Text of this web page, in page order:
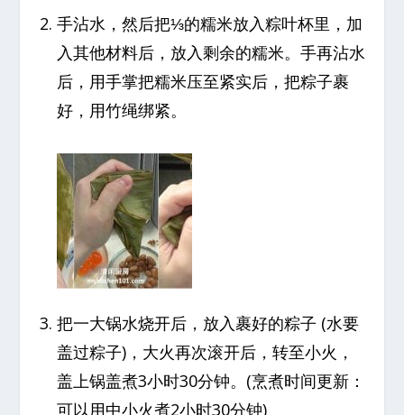
手沾水，然后把⅓的糯米放入粽叶杯里，加
入其他材料后，放入剩余的糯米。手再沾水
后，用手掌把糯米压至紧实后，把粽子裹
好，用竹绳绑紧。
把一大锅水烧开后，放入裹好的粽子 (水要
盖过粽子)，大火再次滚开后，转至小火，
盖上锅盖煮3小时30分钟。(烹煮时间更新：
可以用中小火煮2小时30分钟)